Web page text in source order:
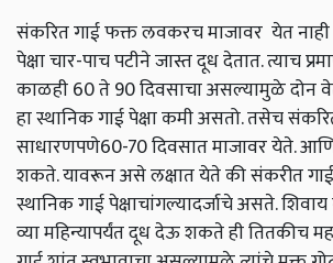
संकरित गाई फक्त लवकरच माजावर येत
पेक्षा चार-पाच पटीने जास्त दूध देतात.त्याच
काळही 60 ते 90 दिवसाचा असल्यामुळे दोन
हा स्थानिक गाई पेक्षा कमी असतो.तसेच
साधारणपणे60-70 दिवसात माजावर येते.आणि
शकते.यावरून असे लक्षात येते की संकरीत
स्थानिक गाई पेक्षाचांगल्यादर्जाचे असते.शिवाय
व्या महिन्यापर्यंत दूध देऊ शकते ही तितकीच